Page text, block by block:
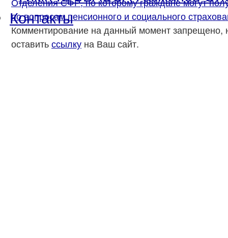
Контакты
по вопросам пенсионного и социального
Комментирование на данный момент запрещено,
оставитьссылку на Ваш сайт.